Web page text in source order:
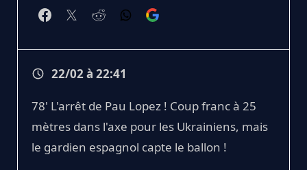
22/02 à 22:41
78' L'arrêt de Pau Lopez ! Coup franc à 25
mètres dans l'axe pour les Ukrainiens, mais
le gardien espagnol capte le ballon !